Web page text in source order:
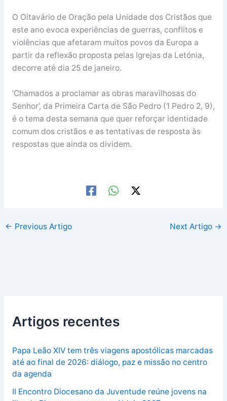
O Oitavário de Oração pela Unidade dos Cristãos que
este ano evoca experiências de guerras, conflitos e
violências que afetaram muitos povos da Europa a
partir da reflexão proposta pelas Igrejas da Letónia,
decorre até dia 25 de janeiro.
‘Chamados a proclamar as obras maravilhosas do
Senhor’, da Primeira Carta de São Pedro (1 Pedro 2, 9),
é o tema desta semana que quer reforçar identidade
comum dos cristãos e as tentativas de resposta às
respostas que ainda os dividem.
← Previous Artigo Next Artigo →
Artigos recentes
Papa Leão XIV tem três viagens apostólicas marcadas
até ao final de 2026: diálogo, paz e missão no centro
da agenda
II Encontro Diocesano da Juventude reúne jovens na